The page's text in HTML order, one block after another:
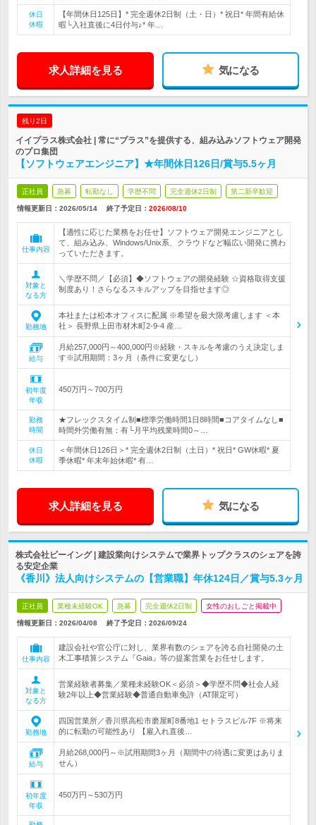
休日
休暇
【年間休日125日】* 完全週休2日制（土・日）* 祝日* 年間有給休
暇└入社直後に4日付与♪* 年…
求人詳細を見る 気になる
残り2日
イイプラス株式会社 | 常に“プラス”を提供する、組み込みソフトウェア開発
のプロ集団
【ソフトウェアエンジニア】★年間休日126日/賞与5.5ヶ月
正社員 急募 転勤なし 学歴不問 完全週休2日制 第二新卒歓迎
情報更新日：2026/05/14 終了予定日： 2026/08/10
仕事内容
【適性に応じた業務をお任せ】ソフトウェア開発エンジニアとし
て、組み込み、Windows/Unix系、クラウドなど幅広い開発に携わ
っていただきます。
対象と
なる方
＼学歴不問／【必須】◆ソフトウェアの開発経験 ☆資格取得支援
制度あり！さらなるスキルアップを目指せます◎
勤務地
本社または松本オフィスに配属 ※希望を最大限考慮します ＜本
社＞ 長野県上田市材木町2-9-4 産…
給与
月給257,000円～400,000円※経験・スキルを考慮のうえ決定しま
す※試用期間：3ヶ月（条件に変更なし）
初年度
年収
450万円～700万円
勤務
時間
★フレックスタイム制■標準労働時間1日8時間■コアタイムなし■
時間外労働有無：有└月平均残業時間0～…
休日
休暇
＜年間休日126日＞* 完全週休2日制（土日）* 祝日* GW休暇* 夏
季休暇* 年末年始休暇* 有…
求人詳細を見る 気になる
株式会社ビーイング | 建設業向けシステムで業界トップクラスのシェアを誇
る安定企業
《香川》法人向けシステムの【営業職】年休124日／賞与5.3ヶ月
正社員 業種未経験OK 急募 完全週休2日制 女性のおしごと掲載中
情報更新日：2026/04/08 終了予定日： 2026/09/24
仕事内容
建設会社や官公庁に対し、業界有数のシェアを誇る自社開発の土
木工事積算システム『Gaia』等の提案営業をお任せします。
対象と
なる方
営業経験者募集／業種未経験OK＜必須＞◆学歴不問◆社会人経
験2年以上◆営業経験◆普通自動車免許（AT限定可）
勤務地
四国営業所／香川県高松市磨屋町8番地1 セトラスビル7F ※将来
的に転勤の可能性あり 【雇入れ直後…
給与
月給268,000円～※試用期間3ヶ月（期間中の待遇に変更はありま
せん）
初年度
年収
450万円～530万円